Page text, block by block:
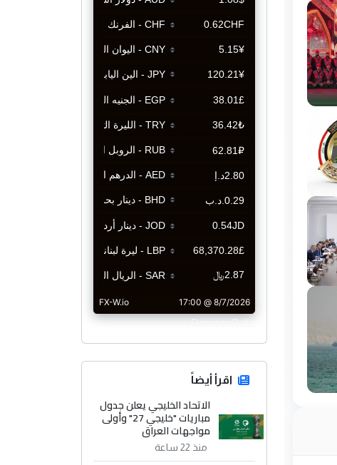
CurrencyRate
اقرأ أيضاً
الاتحاد الخليجي يعلن جدول
مباريات "خليجي 27" وأولى
مواجهات العراق
منذ 22 ساعة